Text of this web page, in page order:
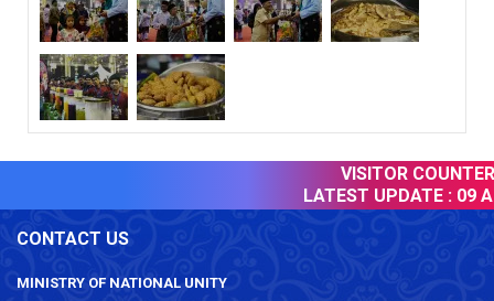
VISITOR COUNTER :
LATEST UPDATE : 09
CONTACT US
MINISTRY OF NATIONAL UNITY